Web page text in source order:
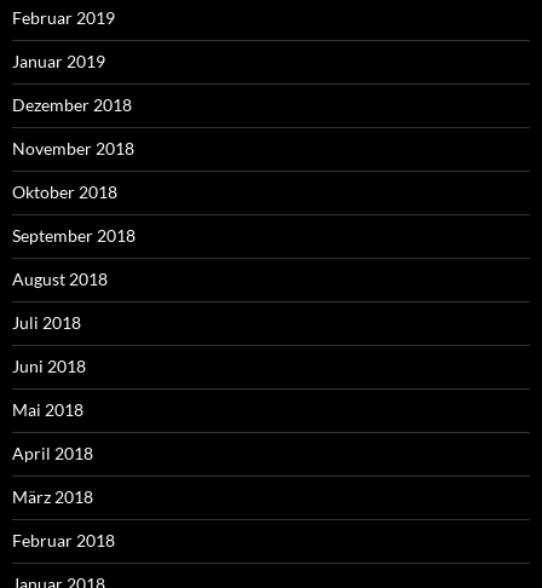
Februar 2019
Januar 2019
Dezember 2018
November 2018
Oktober 2018
September 2018
August 2018
Juli 2018
Juni 2018
Mai 2018
April 2018
März 2018
Februar 2018
Januar 2018